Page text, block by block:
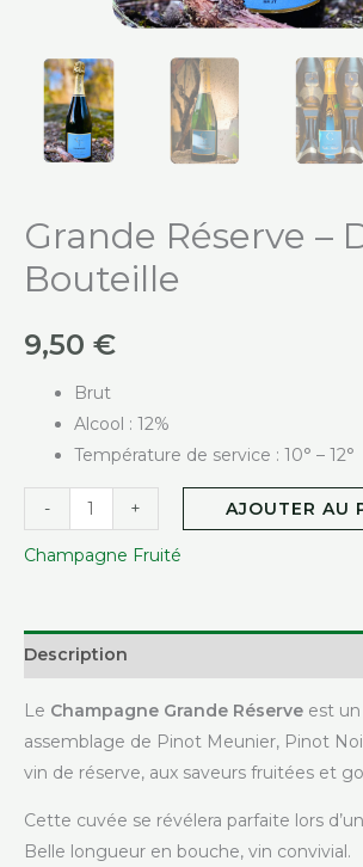
Grande Réserve –
Bouteille
9,50 €
Brut
Alcool : 12%
Température de service : 10° – 12°
- + AJOUTER AU
Champagne Fruité
Description
Le Champagne Grande Réserve est
assemblage de Pinot Meunier, Pinot
vin de réserve, aux saveurs fruitées et
Cette cuvée se révélera parfaite lors
Belle longueur en bouche, vin convivial.